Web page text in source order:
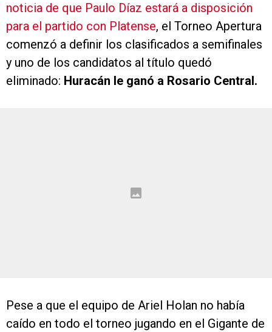
noticia de que Paulo Díaz estará a disposición
para el partido con Platense, el Torneo Apertura
comenzó a definir los clasificados a semifinales
y uno de los candidatos al título quedó
eliminado: Huracán le ganó a Rosario Central.
Pese a que el equipo de Ariel Holan no había
caído en todo el torneo jugando en el Gigante de